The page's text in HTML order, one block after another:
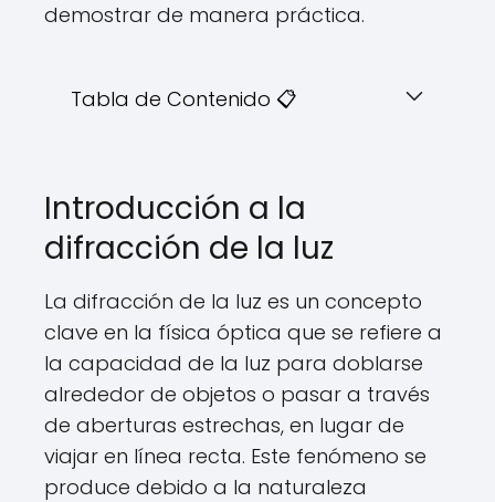
demostrar de manera práctica.
Tabla de Contenido 📋
Introducción a la
difracción de la luz
La difracción de la luz es un concepto
clave en la física óptica que se refiere a
la capacidad de la luz para doblarse
alrededor de objetos o pasar a través
de aberturas estrechas, en lugar de
viajar en línea recta. Este fenómeno se
produce debido a la naturaleza